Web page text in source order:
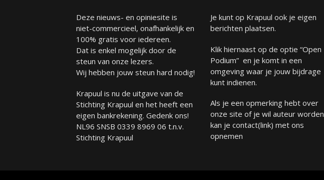
Deze nieuws- en opiniesite is
niet-commercieel, onafhankelijk en
100% gratis voor iedereen.
Dat is enkel mogelijk door de
steun van onze lezers.
Wij hebben jouw steun hard nodig!
Krapuul is nu de uitgave van de
Stichting Krapuul en het heeft een
eigen bankrekening. Gedenk ons!
NL96 SNSB 0339 8969 06 t.n.v.
Stichting Krapuul
Je kunt op Krapuul ook je eigen
berichten plaatsen.
Klik hiernaast op de optie “Open
Podium” en je komt in een
omgeving waar je jouw bijdrage
kunt indienen.
Als je een opmerking hebt over
onze site of je wil auteur worden
kan je contact(link) met ons
opnemen